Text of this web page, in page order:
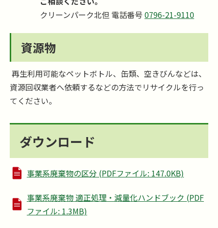
クリーンパーク北但 電話番号0796-21-9110
資源物
再生利用可能なペットボトル、缶類、空きびんなどは、
資源回収業者へ依頼するなどの方法でリサイクルを行っ
てください。
ダウンロード
事業系廃棄物の区分 (PDFファイル: 147.0KB)
事業系廃棄物 適正処理・減量化ハンドブック (PDF
ファイル: 1.3MB)